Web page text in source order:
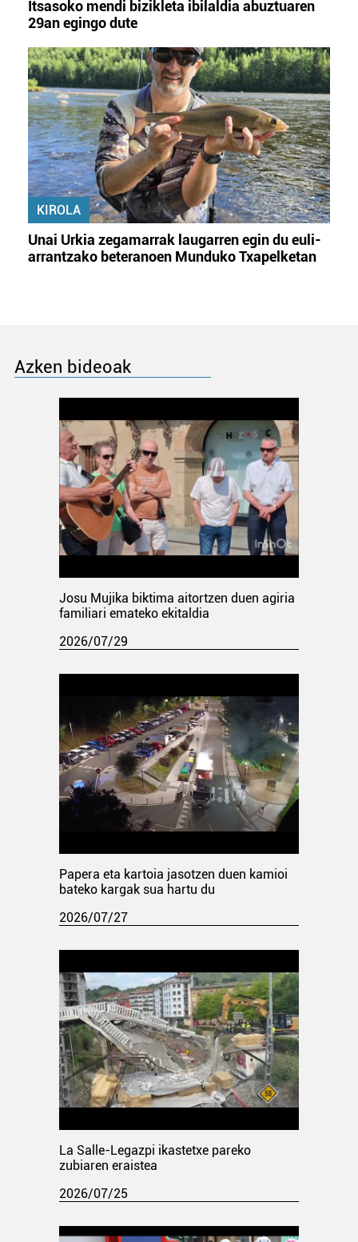
Itsasoko mendi bizikleta ibilaldia abuztuaren
29an egingo dute
KIROLA
Unai Urkia zegamarrak laugarren egin du euli-
arrantzako beteranoen Munduko Txapelketan
Azken bideoak
Josu Mujika biktima aitortzen duen agiria
familiari emateko ekitaldia
2026/07/29
Papera eta kartoia jasotzen duen kamioi
bateko kargak sua hartu du
2026/07/27
La Salle-Legazpi ikastetxe pareko
zubiaren eraistea
2026/07/25